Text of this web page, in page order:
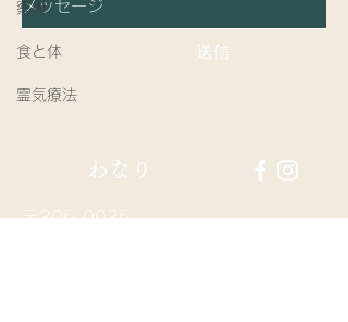
察術
食と体
霊気療法
送信
​わなり
〒305-0035